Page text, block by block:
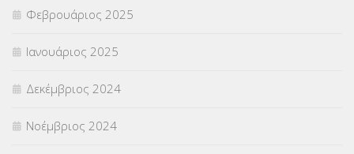
Φεβρουάριος 2025
Ιανουάριος 2025
Δεκέμβριος 2024
Νοέμβριος 2024